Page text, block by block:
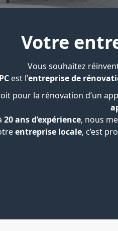
Votre
Vous souhaitez
est l’entreprise de
pour la rénovation d’un
20 ans d’expérience, nous
entreprise locale, c’est